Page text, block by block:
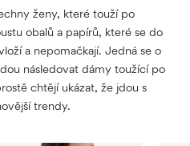
ženy, které touží po
obalů a papírů, které se do
a nepomačkají. Jedná se o
následovat dámy toužící po
chtějí ukázat, že jdou s
trendy.